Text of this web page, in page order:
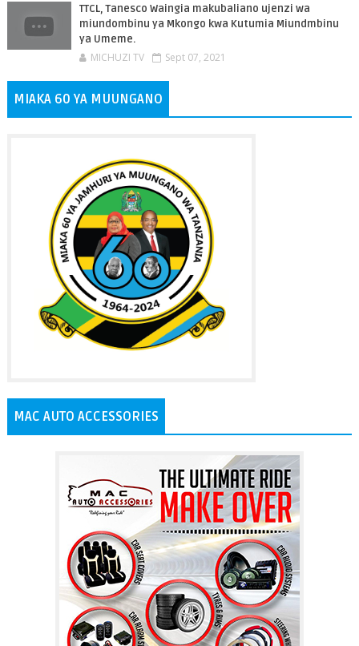
TTCL, Tanesco Waingia makubaliano ujenzi wa
miundombinu ya Mkongo kwa Kutumia Miundmbinu
ya Umeme.
MICHUZI TV Sept 07, 2021
MIAKA 60 YA MUUNGANO
MAC AUTO ACCESSORIES